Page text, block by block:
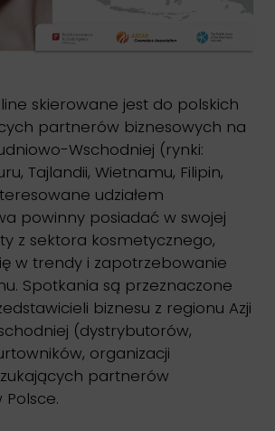
skierowane jest do polskich
partnerów biznesowych na
Wschodniej (rynki:
Tajlandii, Wietnamu, Filipin,
udziałem
powinny posiadać w swojej
z sektora kosmetycznego,
w trendy i zapotrzebowanie
Spotkania są przeznaczone
biznesu z regionu Azji
(dystrybutorów,
organizacji
partnerów